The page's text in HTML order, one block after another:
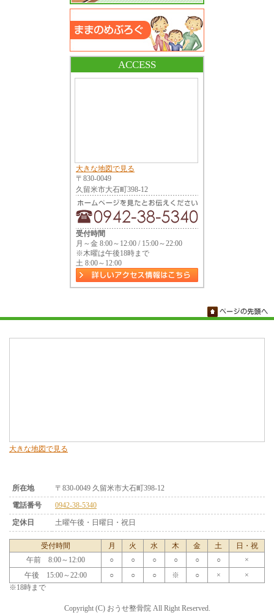
ACCESS
大きな地図で見る
〒830-0049
久留米市大石町398-12
受付時間
月～金 8:00～12:00 / 15:00～22:00
※木曜は午後18時まで
土 8:00～12:00
大きな地図で見る
所在地
〒830-0049 久留米市大石町398-12
電話番号
0942-38-5340
定休日
土曜午後・日曜日・祝日
受付時間 月 火 水 木 金 土
日・祝
午前 8:00～12:00
○ ○ ○ ○ ○ ○
×
午後 15:00～22:00
○ ○ ○ ※ ○ ×
×
※18時まで
Copyright (C) おうせ整骨院 All Right Reserved.